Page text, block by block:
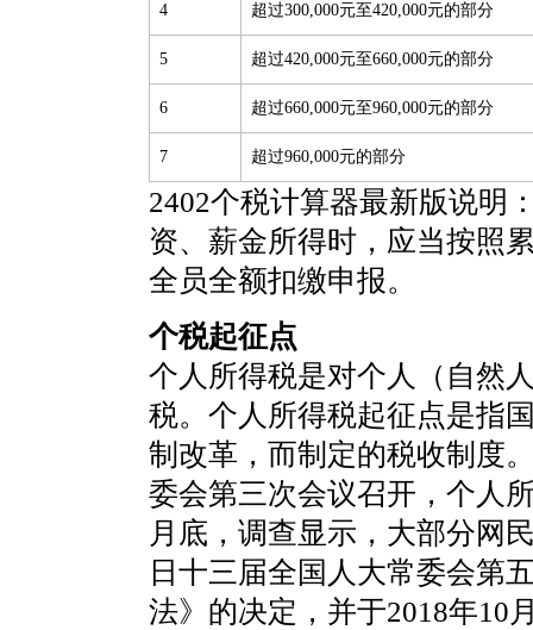
4 超过300,000元至420,000元的部分
5 超过420,000元至660,000元的部分
6 超过660,000元至960,000元的部分
7 超过960,000元的部分
2402个税计算器最新版说明
资、薪金所得时，应当按照
全员全额扣缴申报。
个税起征点
个人所得税是对个人（自然
税。个人所得税起征点是指
制改革，而制定的税收制度
委会第三次会议召开，个人
月底，调查显示，大部分网
日十三届全国人大常委会第
法》的决定，并于2018年10